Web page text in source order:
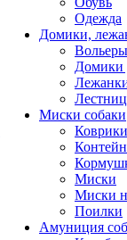
Одежда
Домики,
Домики
Миски собаки
Миски
Миски
Поилки
Амуниция